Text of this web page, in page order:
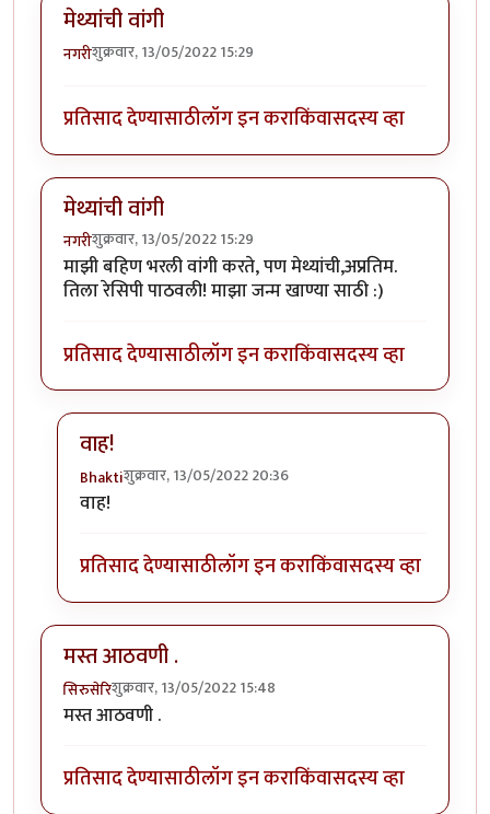
मेथ्यांची वांगी
नगरीशुक्रवार, 13/05/2022 15:29
प्रतिसाद देण्यासाठीलॉग इन कराकिंवासदस्य व्हा
मेथ्यांची वांगी
नगरीशुक्रवार, 13/05/2022 15:29
माझी बहिण भरली वांगी करते, पण मेथ्यांची,अप्रतिम.
तिला रेसिपी पाठवली! माझा जन्म खाण्या साठी :)
प्रतिसाद देण्यासाठीलॉग इन कराकिंवासदस्य व्हा
वाह!
Bhaktiशुक्रवार, 13/05/2022 20:36
In reply to
वाह!
प्रतिसाद देण्यासाठीलॉग इन कराकिंवासदस्य व्हा
मस्त आठवणी .
सिरुसेरिशुक्रवार, 13/05/2022 15:48
मस्त आठवणी .
प्रतिसाद देण्यासाठीलॉग इन कराकिंवासदस्य व्हा